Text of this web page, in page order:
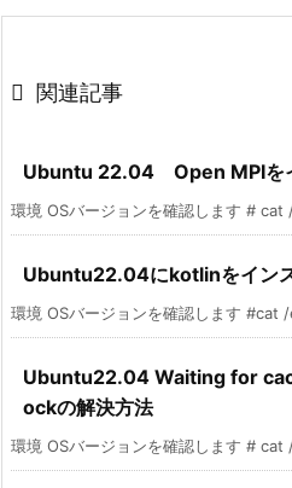
 関連記事
Ubuntu 22.04 Open MPIを
環境 OSバージョンを確認します #
Ubuntu22.04にkotlinをイン
環境 OSバージョンを確認します
Ubuntu22.04 Waiting for
ockの解決方法
環境 OSバージョンを確認します #